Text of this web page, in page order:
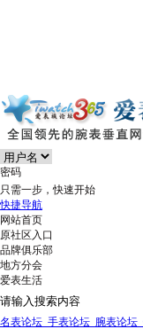
密码
只需一步，快速开始
快捷导航
网站首页
原社区入口
品牌俱乐部
地方分会
爱表生活
名表论坛_手表论坛_腕表论坛